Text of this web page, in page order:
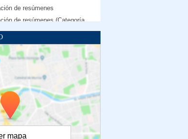
de resúmenes
de resúmenes (Categoría
de subida de comunicaciones
subida de resúmenes
subida de resúmenes
de los trabajos
subida de comunicaciones
subida de comunicaciones
mapa